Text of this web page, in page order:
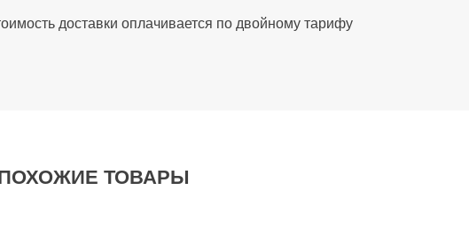
доставки оплачивается по двойному тарифу
ТОВАРЫ